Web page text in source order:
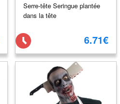
Serre-tête Seringue plantée
dans la tête
6.71€